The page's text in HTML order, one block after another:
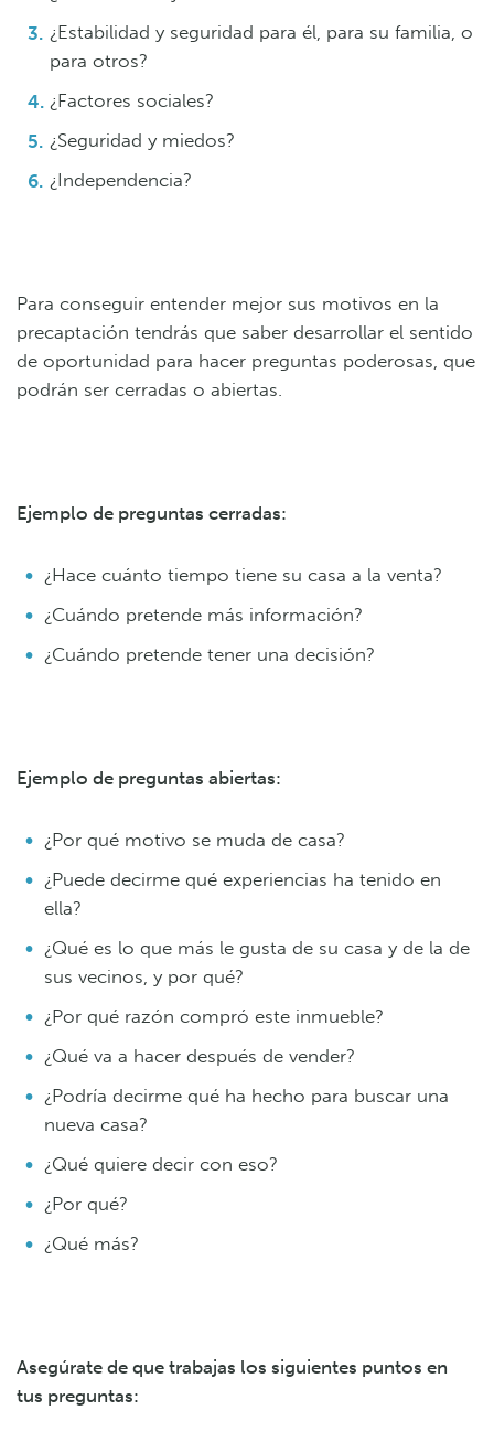
¿Estabilidad y seguridad para él, para su familia, o
para otros?
¿Factores sociales?
¿Seguridad y miedos?
¿Independencia?
Para conseguir entender mejor sus motivos en la
precaptación tendrás que saber desarrollar el sentido
de oportunidad para hacer preguntas poderosas, que
podrán ser cerradas o abiertas.
Ejemplo de preguntas cerradas:
¿Hace cuánto tiempo tiene su casa a la venta?
¿Cuándo pretende más información?
¿Cuándo pretende tener una decisión?
Ejemplo de preguntas abiertas:
¿Por qué motivo se muda de casa?
¿Puede decirme qué experiencias ha tenido en
ella?
¿Qué es lo que más le gusta de su casa y de la de
sus vecinos, y por qué?
¿Por qué razón compró este inmueble?
¿Qué va a hacer después de vender?
¿Podría decirme qué ha hecho para buscar una
nueva casa?
¿Qué quiere decir con eso?
¿Por qué?
¿Qué más?
Asegúrate de que trabajas los siguientes puntos en
tus preguntas: